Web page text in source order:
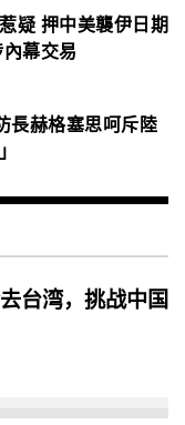
疑 押中美襲伊日期
幕交易
長赫格塞思呵斥陸
台湾，挑战中国